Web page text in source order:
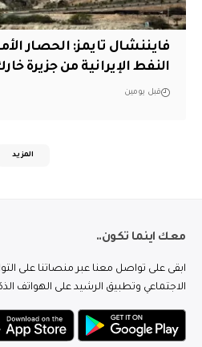
فايننشال تايمز: الحصار
النفط الإيرانية من جزيرة
قبل يومين
المزيد
معك اينما تكون..
ابقى على تواصل معنا عبر منصاتنا على
الاجتماعي وتطبيق الرشيد على الهواتف